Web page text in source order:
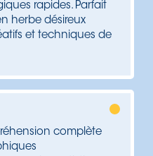
rapides. Parfait
herbe désireux
et techniques de
complète